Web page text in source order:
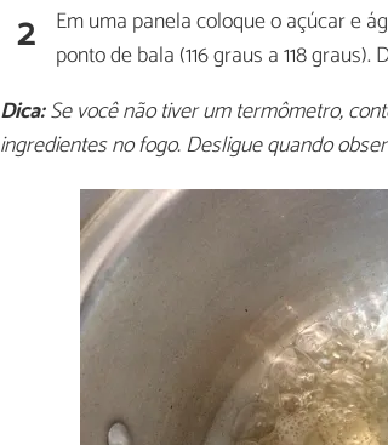
2 Em uma panela coloque o açúcar e
ponto de bala (116 graus a 118 graus).
Dica:Se você não tiver um termômetro,
ingredientes no fogo. Desligue quando